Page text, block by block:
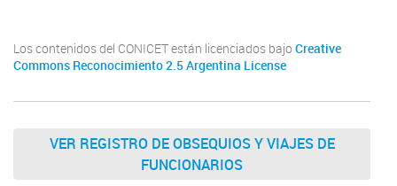
Los contenidos del CONICET están licenciados bajo Creative
Commons Reconocimiento 2.5 Argentina License
VER REGISTRO DE OBSEQUIOS Y VIAJES DE
FUNCIONARIOS